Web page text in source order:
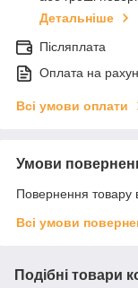
Детальніше
Післяплата
Оплата на
Всі умови оплати
Умови
Повернення товару
Всі умови
Подібні товари